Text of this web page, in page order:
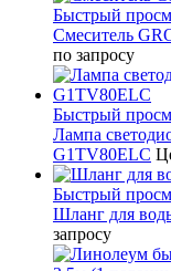
Быстрый
Смеситель
по запросу
Быстрый
Лампа
G1TV80ELC
Быстрый
Шланг для
запросу